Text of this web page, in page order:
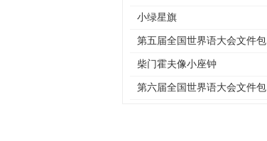
小绿星旗
第五届全国世界语大会文件包
柴门霍夫像小座钟
第六届全国世界语大会文件包